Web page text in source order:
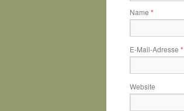
Name *
E-Mail-Adresse *
Website